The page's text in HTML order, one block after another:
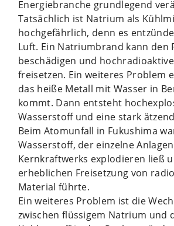
Energiebranche grundlegend
Tatsächlich ist Natrium als
hochgefährlich, denn es
Luft. Ein Natriumbrand kann den
beschädigen und
freisetzen. Ein weiteres Problem
das heiße Metall mit Wasser in
kommt. Dann entsteht
Wasserstoff und eine stark
Beim Atomunfall in Fukushima
Wasserstoff, der einzelne
Kernkraftwerks explodieren ließ
erheblichen Freisetzung von
Material führte.
Ein weiteres Problem ist die
zwischen flüssigem Natrium und